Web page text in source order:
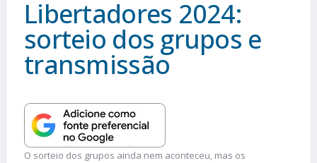
Libertadores 2024:
sorteio dos grupos e
transmissão
O sorteio dos grupos ainda nem aconteceu, mas os